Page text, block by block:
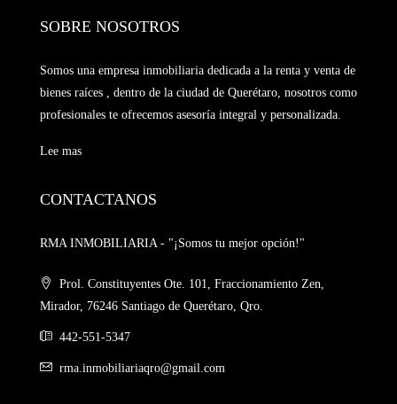
SOBRE NOSOTROS
Somos una empresa inmobiliaria dedicada a la renta y venta de
bienes raíces , dentro de la ciudad de Querétaro, nosotros como
profesionales te ofrecemos asesoría integral y personalizada.
Lee mas
CONTACTANOS
RMA INMOBILIARIA - "¡Somos tu mejor opción!"
Prol. Constituyentes Ote. 101, Fraccionamiento Zen,
Mirador, 76246 Santiago de Querétaro, Qro.
442-551-5347
rma.inmobiliariaqro@gmail.com